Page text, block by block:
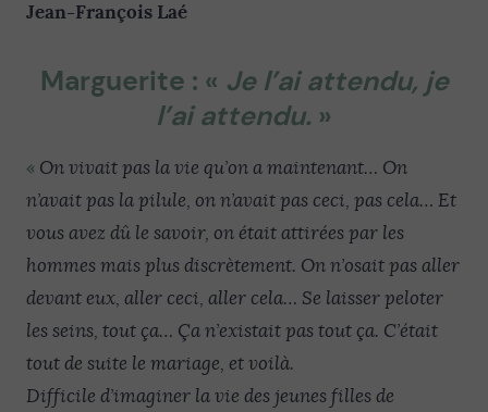
Jean-François Laé
Marguerite : « Je l’ai attendu, je
l’ai attendu. »
« On vivait pas la vie qu’on a maintenant… On
n’avait pas la pilule, on n’avait pas ceci, pas cela… Et
vous avez dû le savoir, on était attirées par les
hommes mais plus discrètement. On n’osait pas aller
devant eux, aller ceci, aller cela… Se laisser peloter
les seins, tout ça… Ça n’existait pas tout ça. C’était
tout de suite le mariage, et voilà.
Difficile d’imaginer la vie des jeunes filles de